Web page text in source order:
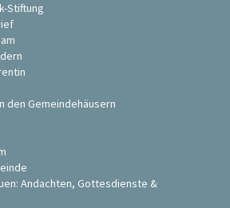
Stiftung
den Gemeindehäusern
Andachten, Gottesdienste &